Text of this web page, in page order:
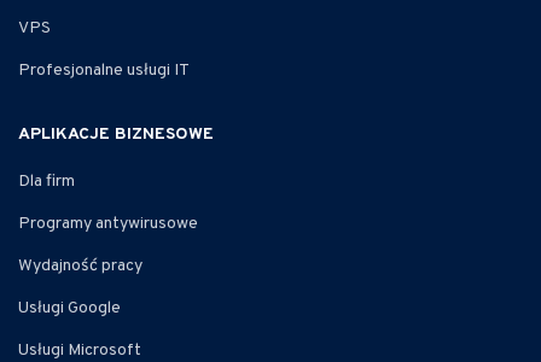
VPS
Profesjonalne usługi IT
APLIKACJE BIZNESOWE
Dla firm
Programy antywirusowe
Wydajność pracy
Usługi Google
Usługi Microsoft